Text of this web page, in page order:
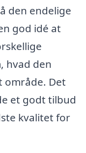
den endelige
god idé at
hvad den
område. Det
et godt tilbud
kvalitet for